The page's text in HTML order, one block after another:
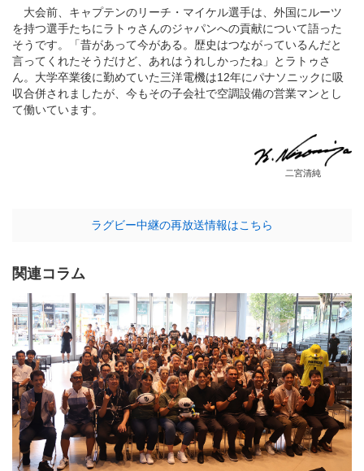
大会前、キャプテンのリーチ・マイケル選手は、外国にルーツ
を持つ選手たちにラトゥさんのジャパンへの貢献について語った
そうです。「昔があって今がある。歴史はつながっているんだと
言ってくれたそうだけど、あれはうれしかったね」とラトゥさ
ん。大学卒業後に勤めていた三洋電機は12年にパナソニックに吸
収合併されましたが、今もその子会社で空調設備の営業マンとし
て働いています。
二宮清純
ラグビー中継の再放送情報はこちら
関連コラム